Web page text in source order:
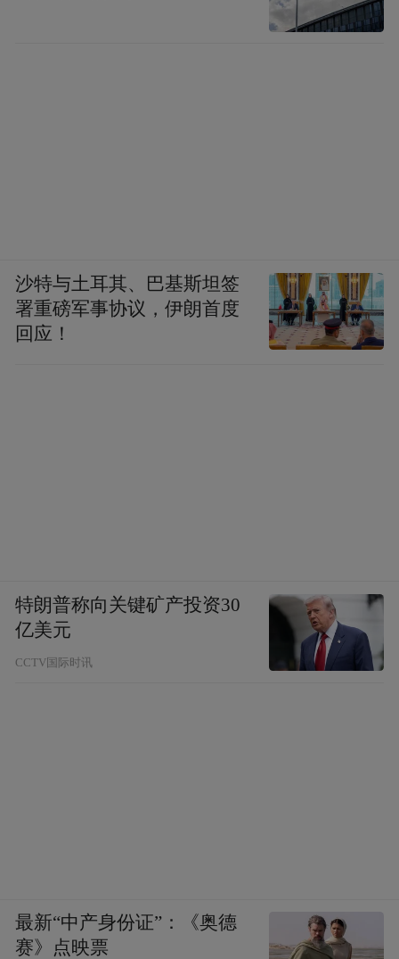
沙特与土耳其、巴基斯坦签
署重磅军事协议，伊朗首度
回应！
特朗普称向关键矿产投资30
亿美元
CCTV国际时讯
最新“中产身份证”：《奥德
赛》点映票